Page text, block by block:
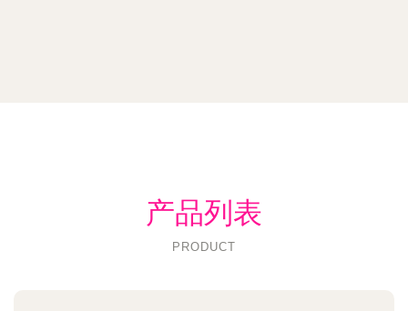
产品列表
PRODUCT